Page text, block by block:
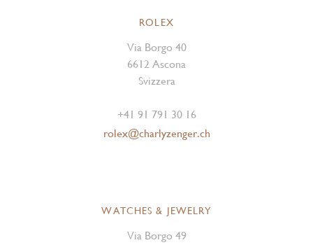
ROLEX
Via Borgo 40
6612 Ascona
Svizzera
+41 91 791 30 16
rolex@charlyzenger.ch
WATCHES & JEWELRY
Via Borgo 49